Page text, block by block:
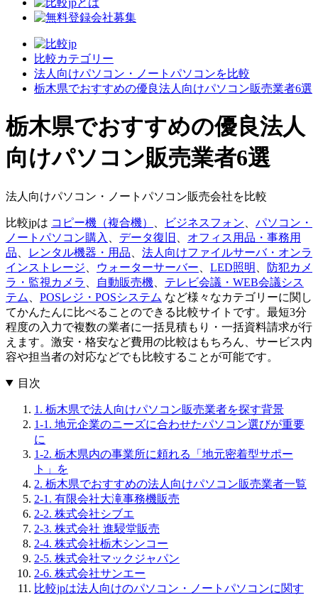
比較カテゴリー
法人向けパソコン・ノートパソコンを比較
栃木県でおすすめの優良法人向けパソコン販売業者6選
栃木県でおすすめの優良法人
向けパソコン販売業者6選
法人向けパソコン・ノートパソコン販売会社を比較
比較jpは コピー機（複合機） ビジネスフォン
パソコン・
ノートパソコン購入
データ復旧
オフィス用品・事務用
品
レンタル機器・用品
法人向けファイルサーバ・オンラ
インストレージ
ウォーターサーバー LED照明
防犯カメ
ラ・監視カメラ
自動販売機
テレビ会議・WEB会議シス
テム
POSレジ・POSシステム など様々なカテゴリーに関し
てかんたんに比べることのできる比較サイトです。最短3分
程度の入力で複数の業者に一括見積もり・一括資料請求が行
えます。激安・格安など費用の比較はもちろん、サービス内
容や担当者の対応などでも比較することが可能です。
目次
1. 栃木県で法人向けパソコン販売業者を探す背景
1-1. 地元企業のニーズに合わせたパソコン選びが重要
に
1-2. 栃木県内の事業所に頼れる「地元密着型サポー
ト」を
2. 栃木県でおすすめの法人向けパソコン販売業者一覧
2-1. 有限会社大滝事務機販売
2-2. 株式会社シブエ
2-3. 株式会社 進駸堂販売
2-4. 株式会社栃木シンコー
2-5. 株式会社マックジャパン
2-6. 株式会社サンエー
比較jpは法人向けのパソコン・ノートパソコンに関す